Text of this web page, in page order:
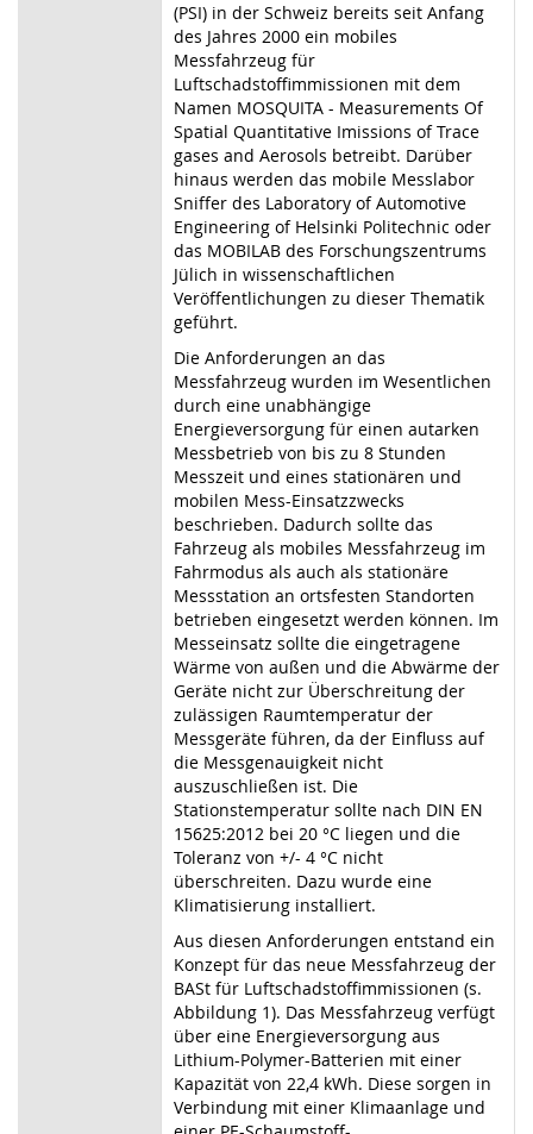
(PSI) in der Schweiz bereits seit Anfang
des Jahres 2000 ein mobiles
Messfahrzeug für
Luftschadstoffimmissionen mit dem
Namen MOSQUITA - Measurements Of
Spatial Quantitative Imissions of Trace
gases and Aerosols betreibt. Darüber
hinaus werden das mobile Messlabor
Sniffer des Laboratory of Automotive
Engineering of Helsinki Politechnic oder
das MOBILAB des Forschungszentrums
Jülich in wissenschaftlichen
Veröffentlichungen zu dieser Thematik
geführt.
Die Anforderungen an das
Messfahrzeug wurden im Wesentlichen
durch eine unabhängige
Energieversorgung für einen autarken
Messbetrieb von bis zu 8 Stunden
Messzeit und eines stationären und
mobilen Mess-Einsatzzwecks
beschrieben. Dadurch sollte das
Fahrzeug als mobiles Messfahrzeug im
Fahrmodus als auch als stationäre
Messstation an ortsfesten Standorten
betrieben eingesetzt werden können. Im
Messeinsatz sollte die eingetragene
Wärme von außen und die Abwärme der
Geräte nicht zur Überschreitung der
zulässigen Raumtemperatur der
Messgeräte führen, da der Einfluss auf
die Messgenauigkeit nicht
auszuschließen ist. Die
Stationstemperatur sollte nach DIN EN
15625:2012 bei 20 °C liegen und die
Toleranz von +/- 4 °C nicht
überschreiten. Dazu wurde eine
Klimatisierung installiert.
Aus diesen Anforderungen entstand ein
Konzept für das neue Messfahrzeug der
BASt für Luftschadstoffimmissionen (s.
Abbildung 1). Das Messfahrzeug verfügt
über eine Energieversorgung aus
Lithium-Polymer-Batterien mit einer
Kapazität von 22,4 kWh. Diese sorgen in
Verbindung mit einer Klimaanlage und